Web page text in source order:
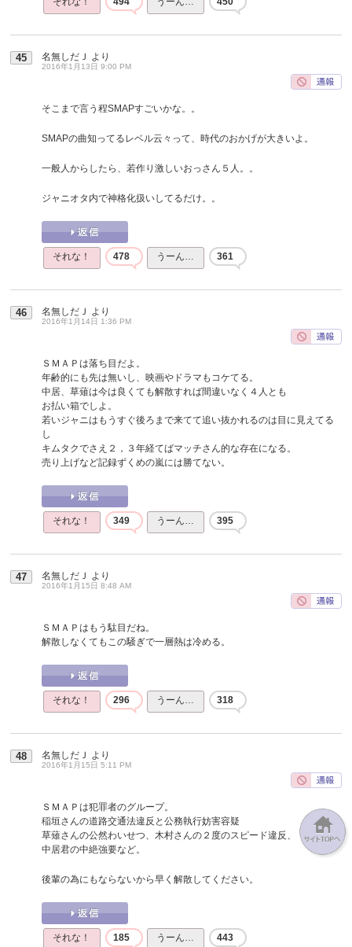
45 名無しだＪ より
2016年1月13日 9:00 PM
そこまで言う程SMAPすごいかな。。
SMAPの曲知ってるレベル云々って、時代のおかげが大きいよ。
一般人からしたら、若作り激しいおっさん５人。。
ジャニオタ内で神格化扱いしてるだけ。。
それな！ 478 うーん… 361
46 名無しだＪ より
2016年1月14日 1:36 PM
ＳＭＡＰは落ち目だよ。
年齢的にも先は無いし、映画やドラマもコケてる。
中居、草薙は今は良くても解散すれば間違いなく４人とも
お払い箱でしよ。
若いジャニはもうすぐ後ろまで来てて追い抜かれるのは目に見えてる
し
キムタクでさえ２，３年経てばマッチさん的な存在になる。
売り上げなど記録ずくめの嵐には勝てない。
それな！ 349 うーん… 395
47 名無しだＪ より
2016年1月15日 8:48 AM
ＳＭＡＰはもう駄目だね。
解散しなくてもこの騒ぎで一層熱は冷める。
それな！ 296 うーん… 318
48 名無しだＪ より
2016年1月15日 5:11 PM
ＳＭＡＰは犯罪者のグループ。
稲垣さんの道路交通法違反と公務執行妨害容疑
草薙さんの公然わいせつ、木村さんの２度のスピード違反、
中居君の中絶強要など。
後輩の為にもならないから早く解散してください。
それな！ 185 うーん… 443